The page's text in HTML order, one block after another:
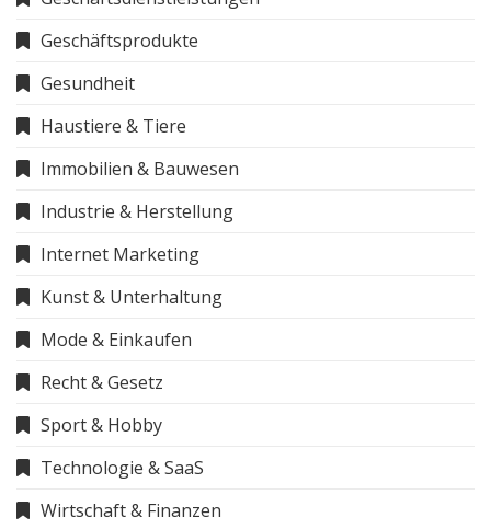
Geschäftsprodukte
Gesundheit
Haustiere & Tiere
Immobilien & Bauwesen
Industrie & Herstellung
Internet Marketing
Kunst & Unterhaltung
Mode & Einkaufen
Recht & Gesetz
Sport & Hobby
Technologie & SaaS
Wirtschaft & Finanzen